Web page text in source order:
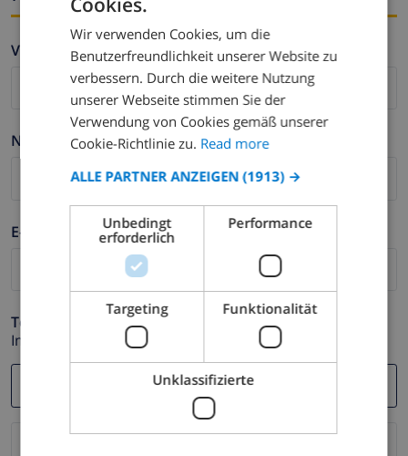
Vorname *
Nachname *
E-mail *
Telefonnummer *
Im Fall Ihre E-mail Adresse nicht korrekt funktioniert.
DUTCH
SPANISH
GERMAN
DANISH
NORWEGIAN
Wir verwenden Cookies, um die
Benutzerfreundlichkeit unserer Website zu
verbessern. Durch die weitere Nutzung
unserer Webseite stimmen Sie der
Verwendung von Cookies gemäß unserer
Cookie-Richtlinie zu. Read more
ALLE PARTNER ANZEIGEN (1913) →
Unbedingt
erforderlich
Performance
Targeting Funktionalität
Unklassifizierte